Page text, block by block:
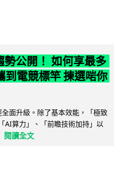
公開！ 如何享最多
電競標竿 揀選啱你
面升級。除了基本效能，「極致
AI算力」、「前瞻技術加持」以
閱讀全文